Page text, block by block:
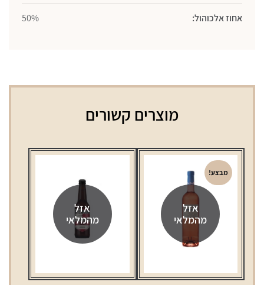
אחוז אלכוהול: 50%
מוצרים קשורים
אזל
מהמלאי
מבצע!
אזל
מהמלאי